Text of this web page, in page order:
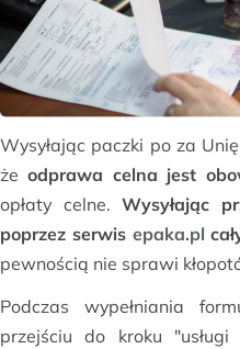
Wysyłając paczki po za
żeodprawa celna jest
opłaty celne.Wysyłając
poprzez serwis epaka.pl
pewnością nie sprawi
Podczas wypełniania
przejściu do kroku